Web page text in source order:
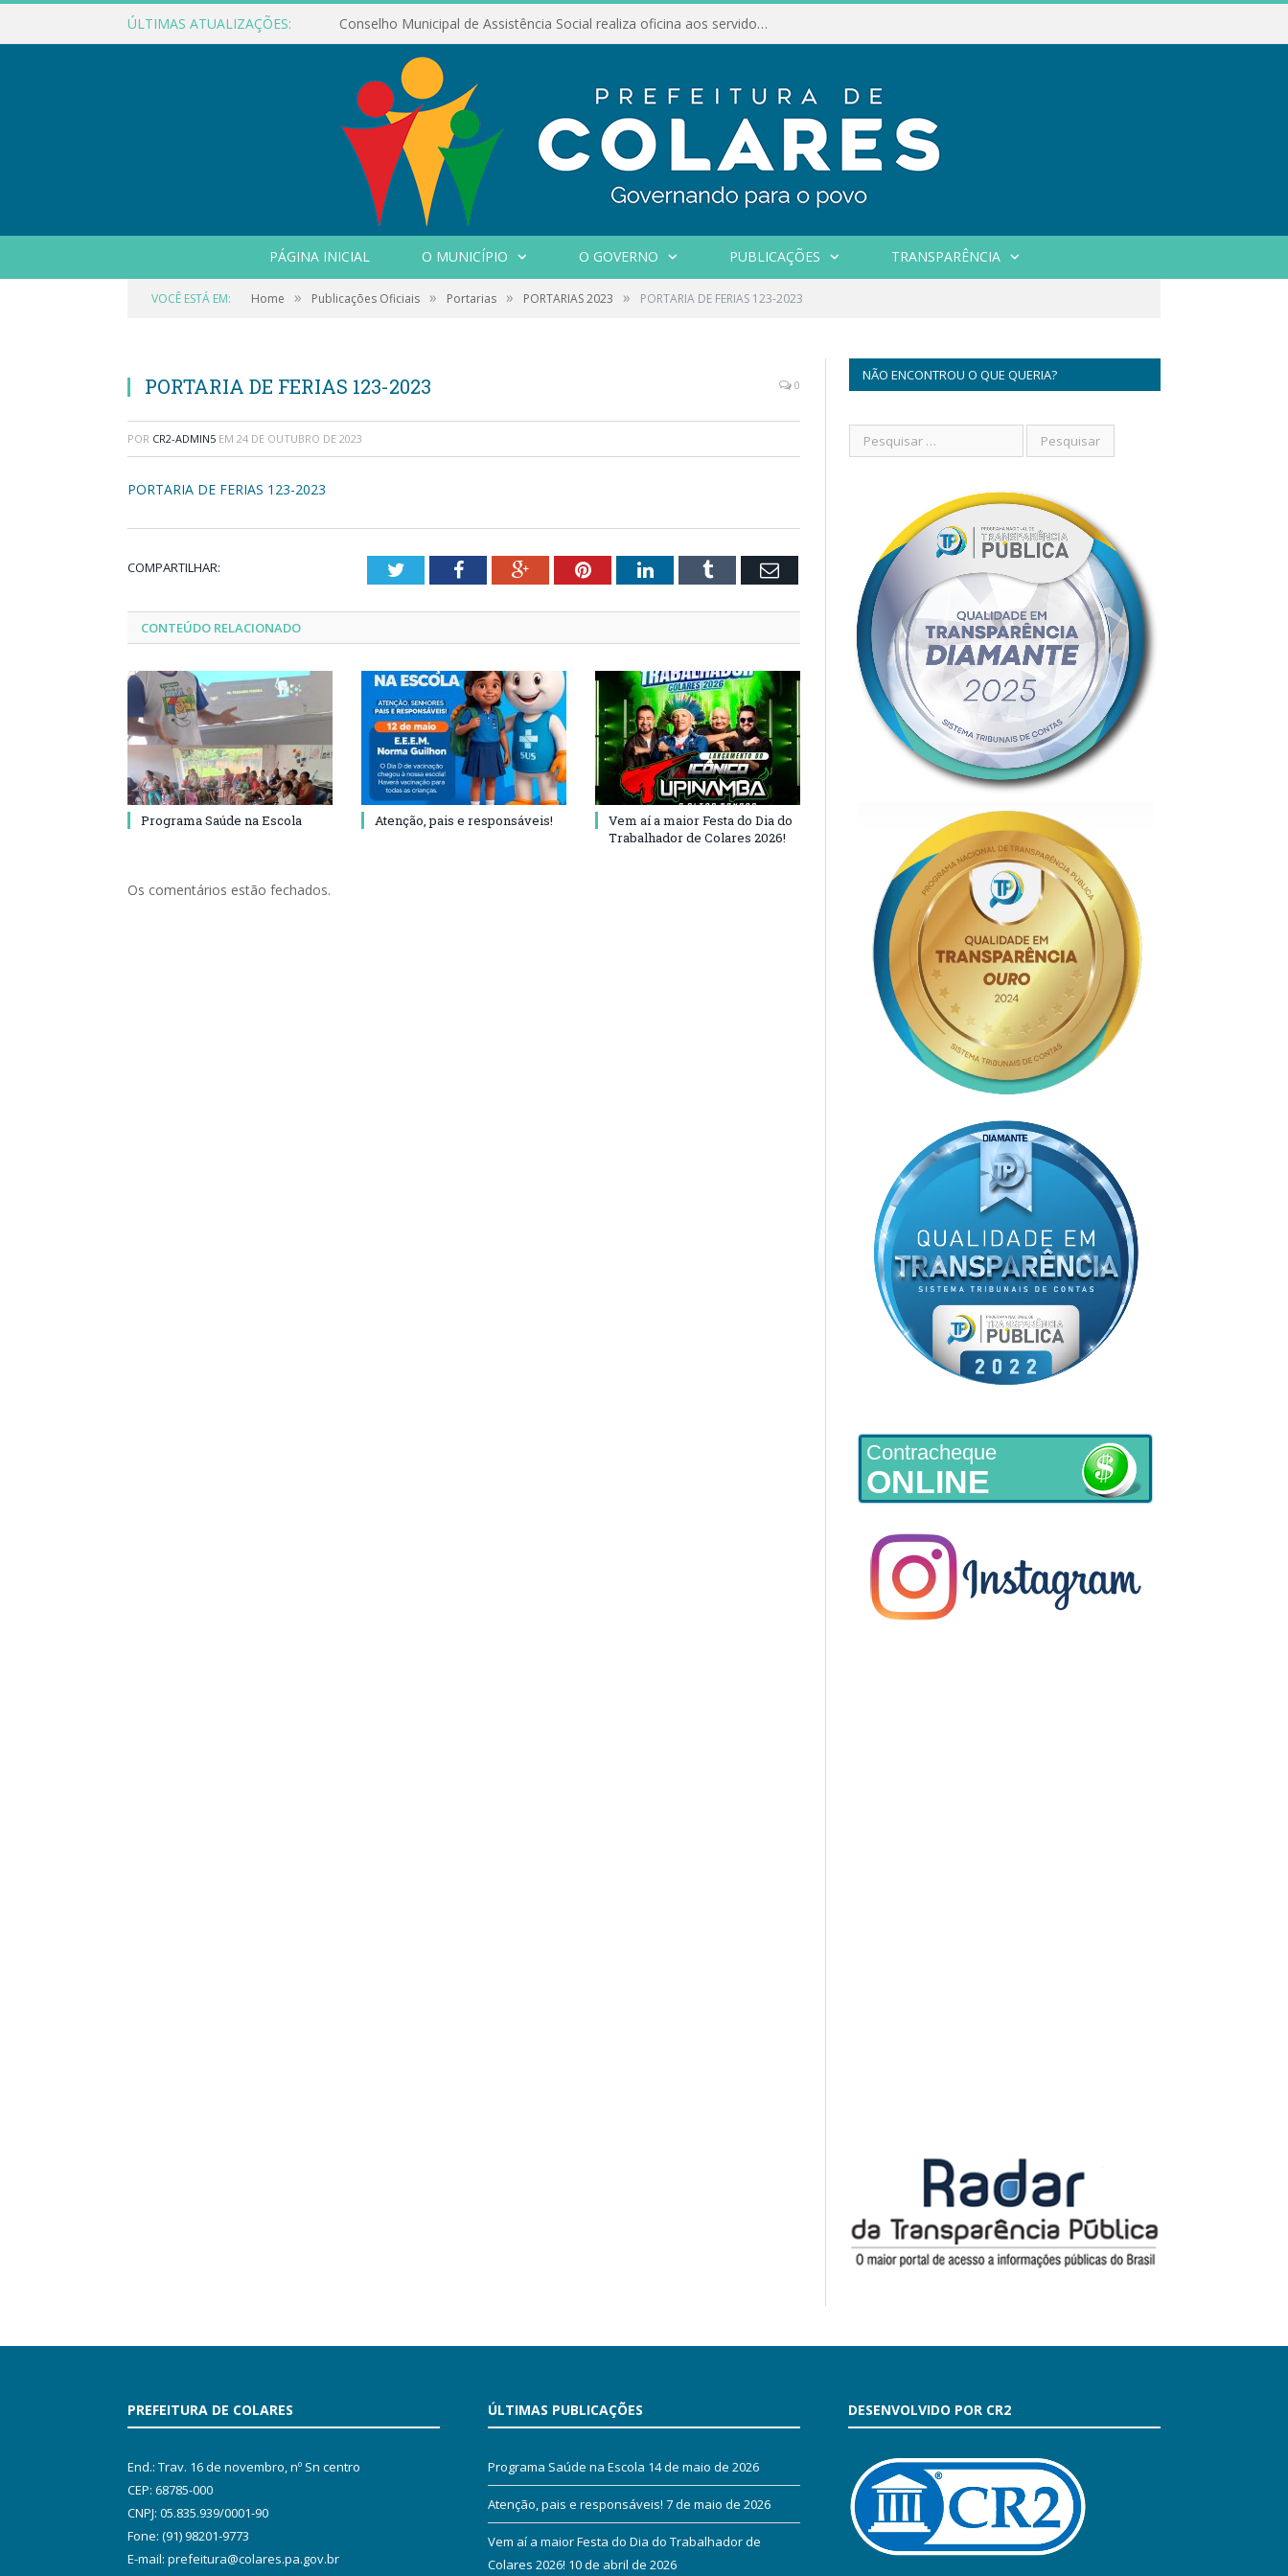
ÚLTIMAS ATUALIZAÇÕES: Conselho Municipal de Assistência Social realiza oficina aos servidores
PÁGINA INICIAL O MUNICÍPIO O GOVERNO PUBLICAÇÕES TRANSPARÊNCIA
VOCÊ ESTÁ EM: Home » Publicações Oficiais » Portarias » PORTARIAS 2023 » PORTARIA DE FERIAS 123-2023
PORTARIA DE FERIAS 123-2023 0
POR CR2-ADMIN5 EM 24 DE OUTUBRO DE 2023
PORTARIA DE FERIAS 123-2023
COMPARTILHAR: TwitterFacebookGoogle+PinterestLinkedInTumblr Email
CONTEÚDO RELACIONADO
Programa Saúde na Escola Atenção, pais e responsáveis!
Vem aí a maior Festa do Dia do
Trabalhador de Colares 2026!
Os comentários estão fechados.
NÃO ENCONTROU O QUE QUERIA?
Contracheque
ONLINE
PREFEITURA DE COLARES
End.: Trav. 16 de novembro, nº Sn centro
CEP: 68785-000
CNPJ: 05.835.939/0001-90
Fone: (91) 98201-9773
E-mail: prefeitura@colares.pa.gov.br
ÚLTIMAS PUBLICAÇÕES
Programa Saúde na Escola 14 de maio de 2026
Atenção, pais e responsáveis! 7 de maio de 2026
Vem aí a maior Festa do Dia do Trabalhador de
Colares 2026! 10 de abril de 2026
DESENVOLVIDO POR CR2